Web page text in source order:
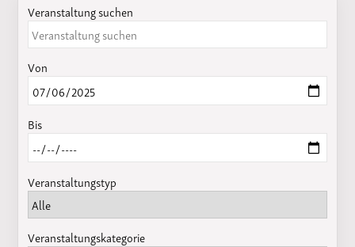
Veranstaltung suchen
Von
Bis
Veranstaltungstyp
Veranstaltungskategorie